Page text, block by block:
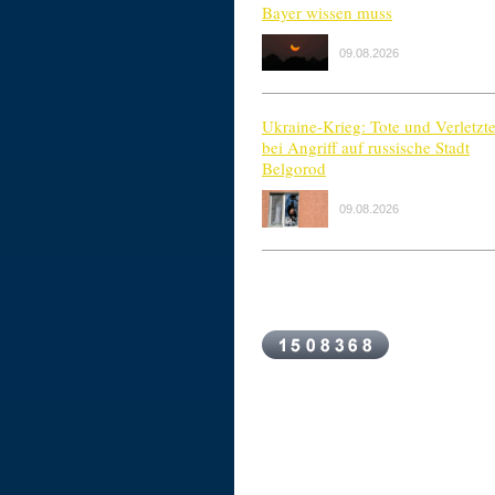
Bayer wissen muss
09.08.2026
Ukraine-Krieg: Tote und Verletzte
bei Angriff auf russische Stadt
Belgorod
09.08.2026